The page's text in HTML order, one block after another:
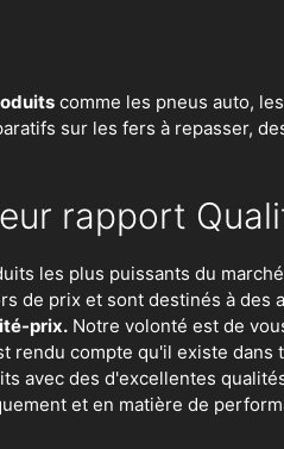
comme les pneus auto,
sur les fers à repasser,
rapport
les plus puissants du
de prix et sont destinés à des
prix. Notre volonté est de
rendu compte qu'il existe dans
avec des d'excellentes
et en matière de